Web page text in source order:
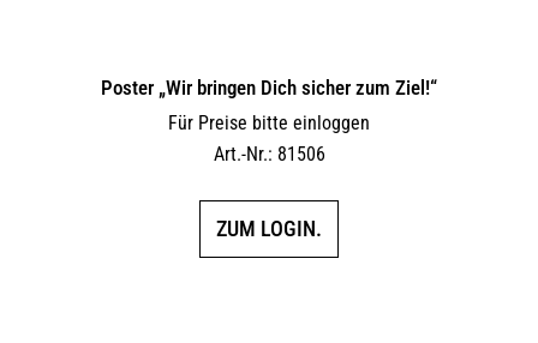
Poster „Wir bringen Dich sicher zum Ziel!“
Für Preise bitte einloggen
Art.-Nr.: 81506
ZUM LOGIN.